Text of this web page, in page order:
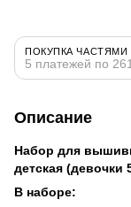
ПОКУПКА ЧАСТЯМИ
5 платежей по
Описание
Набор для
детская (девочки
В наборе: